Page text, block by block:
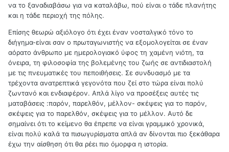
να το ξαναδιαβάσω για να καταλάβω, πού είναι ο τάδε πλανήτης
και η τάδε περιοχή της πόλης.
Επίσης θεωρώ αξιόλογο ότι έχει έναν νοσταλγικό τόνο το
διήγημα-είναι σαν ο πρωταγωνιστής να εξομολογείται σε έναν
αόρατο άνθρωπο με ημερολογιακό ύφος τη χαμένη νιότη, τα
όνειρα, τη φιλοσοφία της βολεμένης του ζωής σε αντιδιαστολή
με τις πνευματικές του πεποιθήσεις. Σε συνδυασμό με τα
τρέχοντα ανατρεπτικά γεγονότα που ζεί στο τώρα είναι πολύ
ζωντανό και ενδιαφέρον. Απλά λίγο να προσέξεις αυτές τις
ματαβάσεις :παρόν, παρελθόν, μέλλον- σκέψεις για το παρόν,
σκέψεις για το παρελθόν, σκέψεις για το μέλλον. Αυτό δε
σημαίνει ότι το κείμενο θα έπρεπε να είναι γραμμικό χρονικά,
είναι πολύ καλά τα πισωγυρίσματα απλά αν δίνονται πιο ξεκάθαρα
έχω την αίσθηση ότι θα ρέει πιο όμορφα η ιστορία.